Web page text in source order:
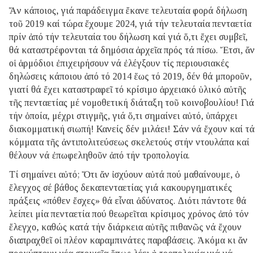
Ἄν κάποιος, γιά παράδειγμα ἔκανε τελευταία φορά δήλωση
τοῦ 2019 καί τώρα ἔχουμε 2024, γιά τήν τελευταία πενταετία
πρίν ἀπό τήν τελευταία του δήλωση καί γιά ὅ,τι ἔχει συμβεῖ,
θά καταστρέφονται τά δημόσια ἀρχεῖα πρός τά πίσω. Ἔτσι, ἄν
οἱ ἁρμόδιοι ἐπιχειρήσουν νά ἐλέγξουν τίς περιουσιακές
δηλώσεις κάποιου ἀπό τό 2014 ἕως τό 2019, δέν θά μποροῦν,
γιατί θά ἔχει καταστραφεῖ τό κρίσιμο ἀρχειακό ὑλικό αὐτῆς
τῆς πενταετίας μέ νομοθετική διάταξη τοῦ κοινοβουλίου! Γιά
τήν ὁποία, μέχρι στιγμῆς, γιά ὅ,τι σημαίνει αὐτό, ὑπάρχει
διακομματική σιωπή! Κανείς δέν μιλάει! Σάν νά ἔχουν καί τά
κόμματα τῆς ἀντιπολιτεύσεως σκελετούς στήν ντουλάπα καί
θέλουν νά ἐπωφεληθοῦν ἀπό τήν τροπολογία.
Τί σημαίνει αὐτό; Ὅτι ἄν ἰσχύουν αὐτά πού μαθαίνουμε, ὁ
ἔλεγχος σέ βάθος δεκαπενταετίας γιά κακουργηματικές
πράξεις «πόθεν ἔσχες» θά εἶναι ἀδύνατος. Διότι πάντοτε θά
λείπει μία πενταετία πού θεωρεῖται κρίσιμος χρόνος ἀπό τόν
ἔλεγχο, καθώς κατά τήν διάρκεια αὐτῆς πιθανῶς νά ἔχουν
διαπραχθεῖ οἱ πλέον καραμπινάτες παραβάσεις. Ἀκόμα κι ἄν